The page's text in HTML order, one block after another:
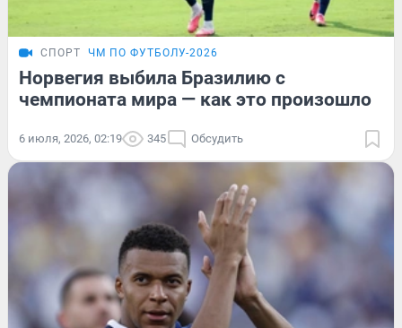
СПОРТ ЧМ ПО ФУТБОЛУ-2026
Норвегия выбила Бразилию с
чемпионата мира — как это произошло
6 июля, 2026, 02:19 345 Обсудить